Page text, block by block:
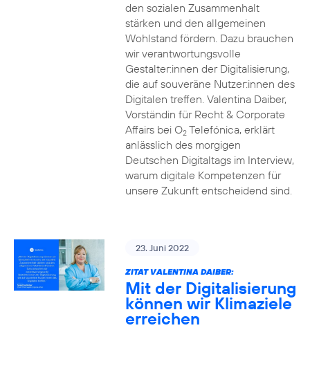
den sozialen Zusammenhalt
stärken und den allgemeinen
Wohlstand fördern. Dazu brauchen
wir verantwortungsvolle
Gestalter:innen der Digitalisierung,
die auf souveräne Nutzer:innen des
Digitalen treffen. Valentina Daiber,
Vorständin für Recht & Corporate
Affairs bei O2Telefónica, erklärt
anlässlich des morgigen
Deutschen Digitaltags im Interview,
warum digitale Kompetenzen für
unsere Zukunft entscheidend sind.
23. Juni 2022
ZITAT VALENTINA DAIBER:
Mit der Digitalisierung
können wir Klimaziele
erreichen